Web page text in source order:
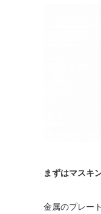
まずはマスキ
金属のプレー